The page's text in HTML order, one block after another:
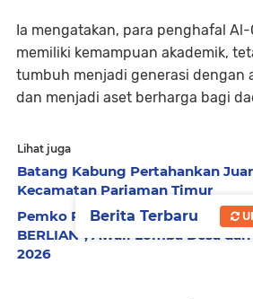
Ia mengatakan, para penghafal Al-
memiliki kemampuan akademik,
tumbuh menjadi generasi dengan
dan menjadi aset berharga bagi
Lihat juga
Batang Kabung Pertahankan
Kecamatan Pariaman Timur
Pemko Pariaman Luncurkan
BERLIAN", Awali Lomba Desa
2026
Berita Terbaru